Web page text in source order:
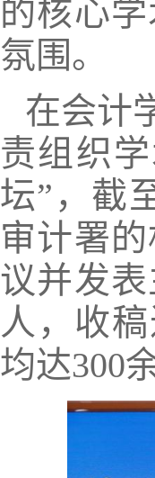
的核心
氛围。
在会计
责组织
坛”，截
审计署
议并发
人，收
均达300